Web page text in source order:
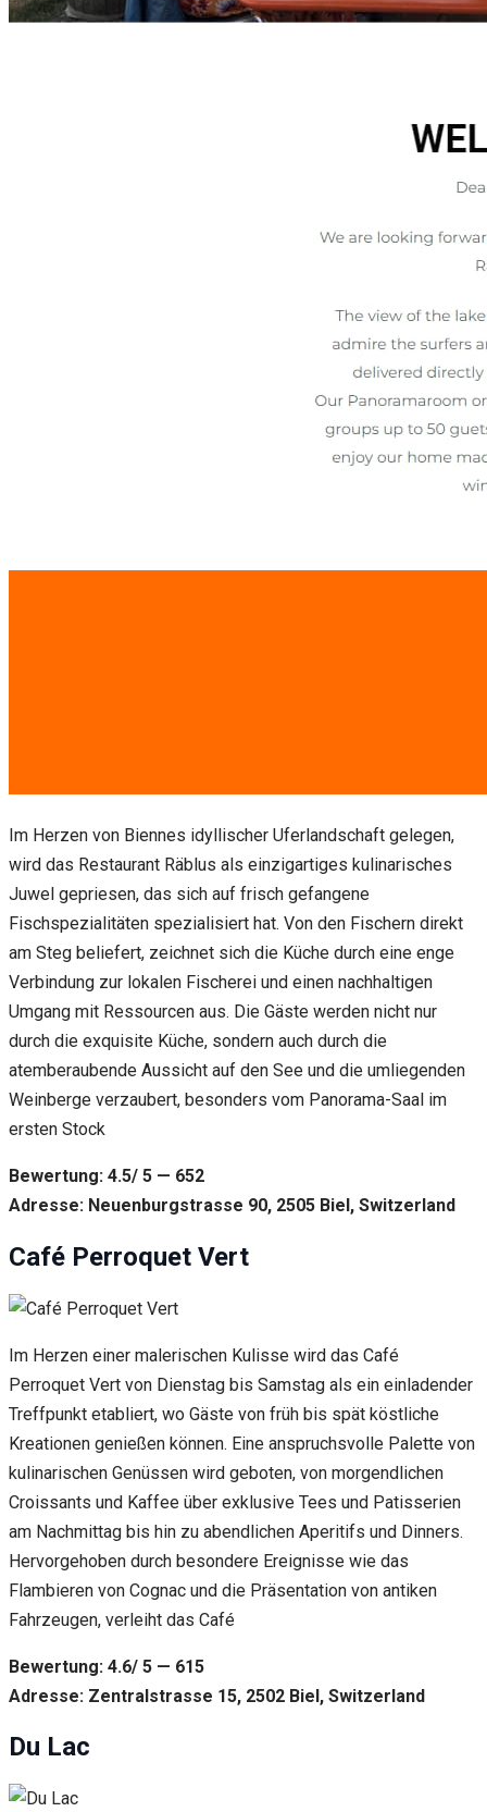
Im Herzen von Biennes idyllischer Uferlandschaft gelegen,
wird das Restaurant Räblus als einzigartiges kulinarisches
Juwel gepriesen, das sich auf frisch gefangene
Fischspezialitäten spezialisiert hat. Von den Fischern direkt
am Steg beliefert, zeichnet sich die Küche durch eine enge
Verbindung zur lokalen Fischerei und einen nachhaltigen
Umgang mit Ressourcen aus. Die Gäste werden nicht nur
durch die exquisite Küche, sondern auch durch die
atemberaubende Aussicht auf den See und die umliegenden
Weinberge verzaubert, besonders vom Panorama-Saal im
ersten Stock
Bewertung: 4.5/ 5 — 652
Adresse: Neuenburgstrasse 90, 2505 Biel, Switzerland
Café Perroquet Vert
Im Herzen einer malerischen Kulisse wird das Café
Perroquet Vert von Dienstag bis Samstag als ein einladender
Treffpunkt etabliert, wo Gäste von früh bis spät köstliche
Kreationen genießen können. Eine anspruchsvolle Palette von
kulinarischen Genüssen wird geboten, von morgendlichen
Croissants und Kaffee über exklusive Tees und Patisserien
am Nachmittag bis hin zu abendlichen Aperitifs und Dinners.
Hervorgehoben durch besondere Ereignisse wie das
Flambieren von Cognac und die Präsentation von antiken
Fahrzeugen, verleiht das Café
Bewertung: 4.6/ 5 — 615
Adresse: Zentralstrasse 15, 2502 Biel, Switzerland
Du Lac